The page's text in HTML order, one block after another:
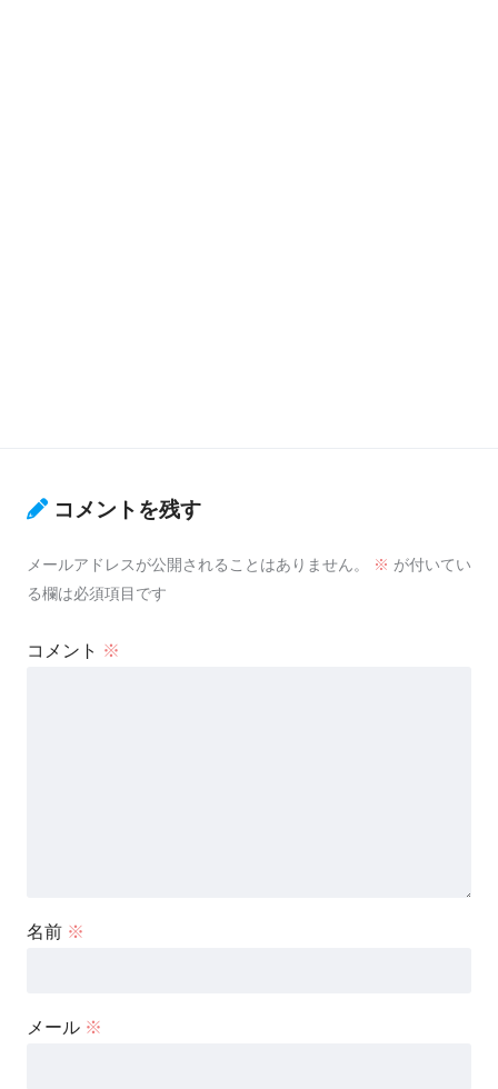
コメントを残す
メールアドレスが公開されることはありません。 ※ が付いてい
る欄は必須項目です
コメント ※
名前 ※
メール ※